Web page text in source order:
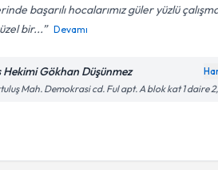
başarılı hocalarımız güler yüzlü
bir...
Devamı
Hekimi Gökhan Düşünmez
Mah. Demokrasi cd. Ful apt. A blok kat 1 daire